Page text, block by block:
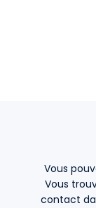
Vous
Vous
contact